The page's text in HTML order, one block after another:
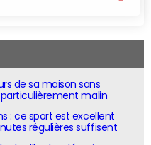
de sa maison sans
malin
: ce sport est excellent
régulières suffisent